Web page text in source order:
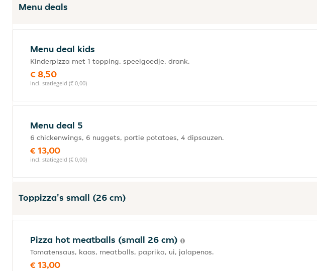
Menu deals
Menu deal kids
Kinderpizza met 1 topping, speelgoedje, drank.
€ 8,50
incl. statiegeld (€ 0,00)
Menu deal 5
6 chickenwings, 6 nuggets, portie potatoes, 4 dipsauzen.
€ 13,00
incl. statiegeld (€ 0,00)
Toppizza's small (26 cm)
Pizza hot meatballs (small 26 cm)
Tomatensaus, kaas, meatballs, paprika, ui, jalapenos.
€ 13,00